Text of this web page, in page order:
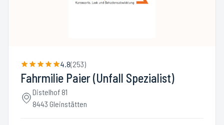
4.8(253)
Fahrmilie Paier (Unfall Spezialist)
Distelhof 81
8443 Gleinstätten